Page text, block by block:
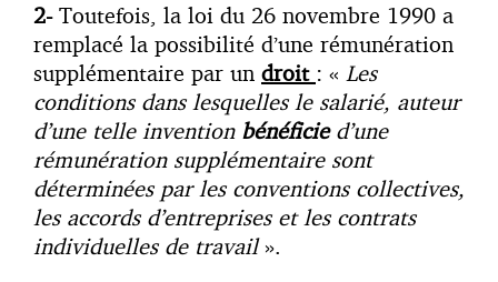
2-Toutefois, la loi du 26 novembre 1990 a
remplacé la possibilité d’une rémunération
supplémentaire par un droit : « Les
conditions dans lesquelles le salarié, auteur
d’une telle invention bénéficied’une
rémunération supplémentaire sont
déterminées par les conventions collectives,
les accords d’entreprises et les contrats
individuelles de travail ».